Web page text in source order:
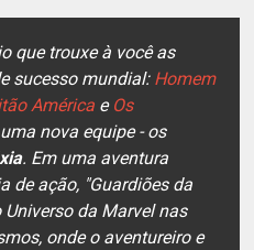
que trouxe à você as
sucesso mundial: Homem
América e Os
nova equipe - os
. Em uma aventura
de ação, "Guardiões da
Universo da Marvel nas
onde o aventureiro e